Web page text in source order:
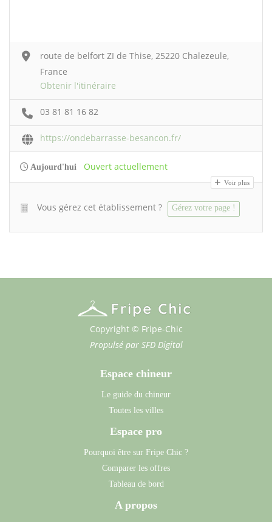
route de belfort ZI de Thise, 25220 Chalezeule,
France
Obtenir l'itinéraire
03 81 81 16 82
https://ondebarrasse-besancon.fr/
Aujourd'hui Ouvert actuellement
Voir plus
Vous gérez cet établissement ? Gérez votre page !
Copyright © Fripe-Chic
Propulsé par SFD Digital
Espace chineur
Le guide du chineur
Toutes les villes
Espace pro
Pourquoi être sur Fripe Chic ?
Comparer les offres
Tableau de bord
A propos